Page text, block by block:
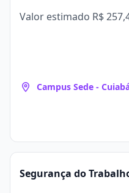
Valor estimado R$
Campus Sede -
Segurança do